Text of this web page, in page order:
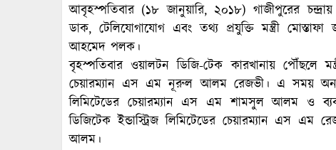
আবৃহস্পতিবার (১৮ জানুয়ারি, ২০১৮) গাজীপুরের
ডাক, টেলিযোগাযোগ এবং তথ্য প্রযুক্তি মন্ত্রী
আহমেদ পলক।
বৃহস্পতিবার ওয়ালটন ডিজি-টেক কারখানায় পৌঁছলে
চেয়ারম্যান এস এম নূরুল আলম রেজভী। এ সময়
লিমিটেডের চেয়ারম্যান এস এম শামসুল আলম ও
ডিজিটেক ইন্ডাস্ট্রিজ লিমিটেডের চেয়ারম্যান এস
আলম।